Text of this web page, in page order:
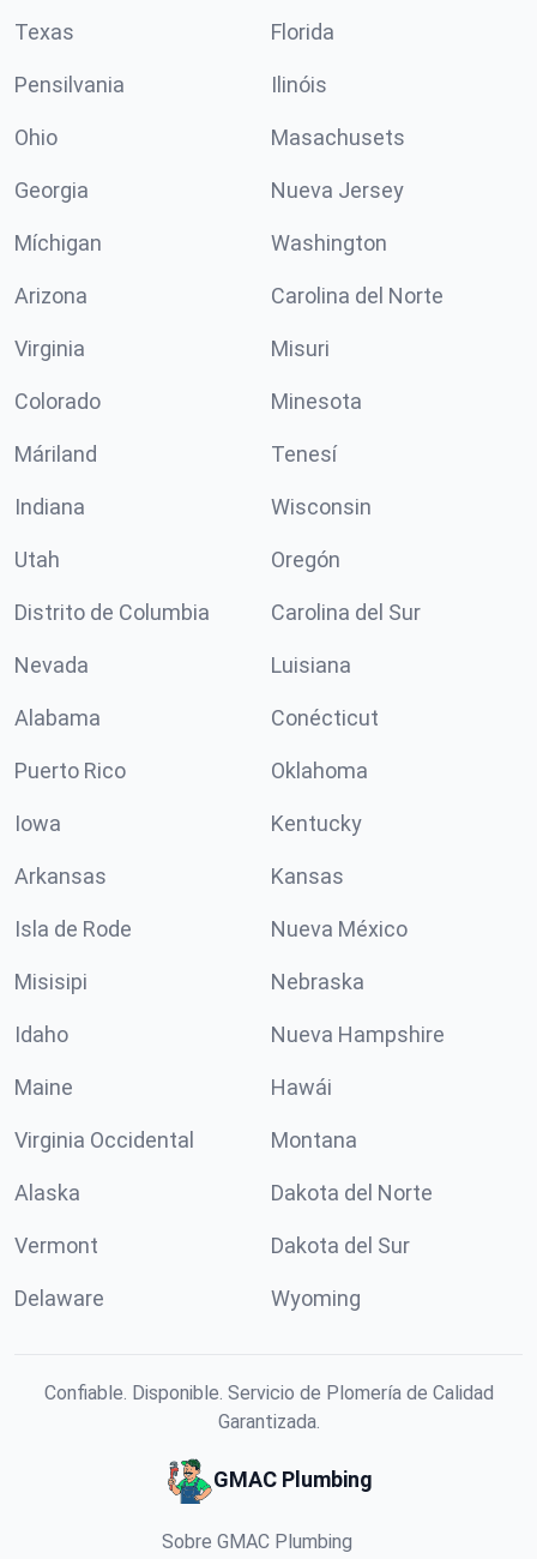
Texas Florida
Pensilvania Ilinóis
Ohio Masachusets
Georgia Nueva Jersey
Míchigan Washington
Arizona Carolina del Norte
Virginia Misuri
Colorado Minesota
Máriland Tenesí
Indiana Wisconsin
Utah Oregón
Distrito de Columbia Carolina del Sur
Nevada Luisiana
Alabama Conécticut
Puerto Rico Oklahoma
Iowa Kentucky
Arkansas Kansas
Isla de Rode Nueva México
Misisipi Nebraska
Idaho Nueva Hampshire
Maine Hawái
Virginia Occidental Montana
Alaska Dakota del Norte
Vermont Dakota del Sur
Delaware Wyoming
Confiable. Disponible. Servicio de Plomería de Calidad
Garantizada.
GMAC Plumbing
Sobre GMAC Plumbing